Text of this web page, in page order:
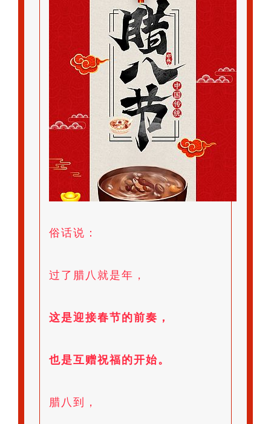
俗话说：
过了腊八就是年，
这是迎接春节的前奏，
也是互赠祝福的开始。
腊八到，